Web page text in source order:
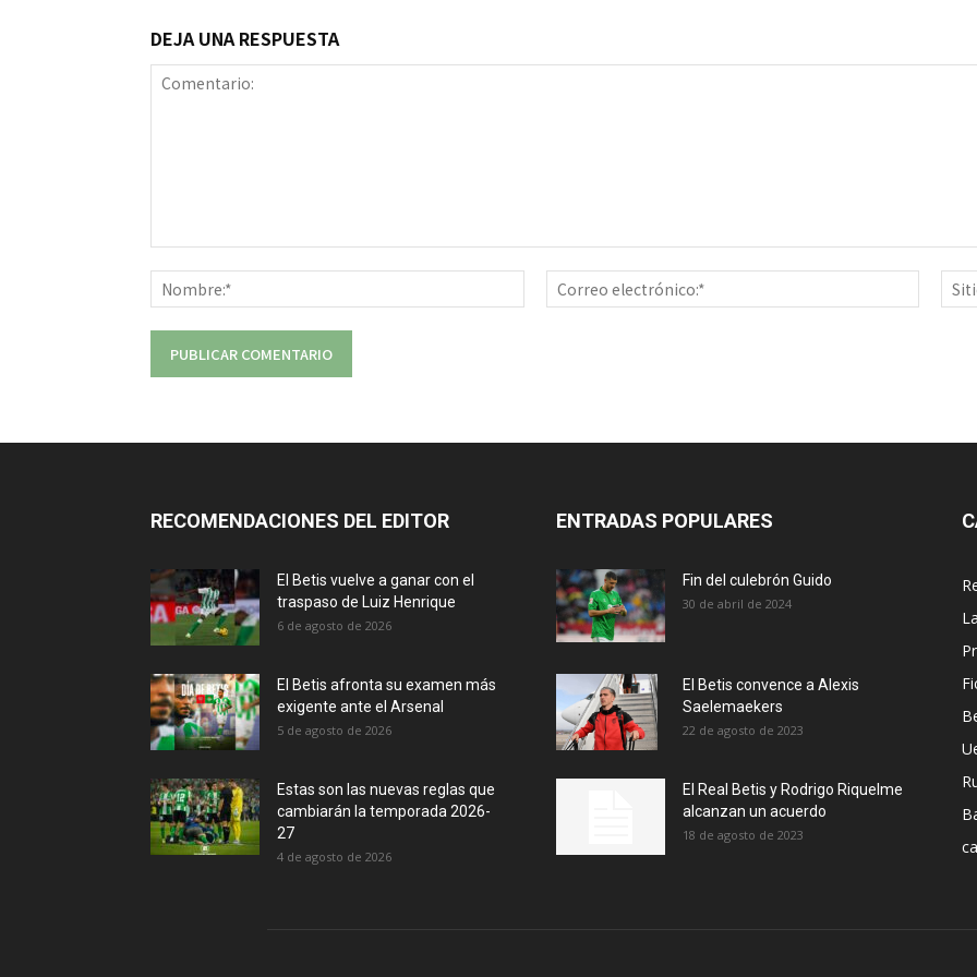
DEJA UNA RESPUESTA
Nombre:*
Correo
RECOMENDACIONES DEL EDITOR
El Betis vuelve a ganar con el
traspaso de Luiz Henrique
6 de agosto de 2026
El Betis afronta su examen más
exigente ante el Arsenal
5 de agosto de 2026
Estas son las nuevas reglas que
cambiarán la temporada 2026-
27
4 de agosto de 2026
ENTRADAS POPULARES
Fin del culebrón Guido
30 de abril de 2024
El Betis convence a Alexis
Saelemaekers
22 de agosto de 2023
El Real Betis y Rodrigo Riquelme
alcanzan un acuerdo
18 de agosto de 2023